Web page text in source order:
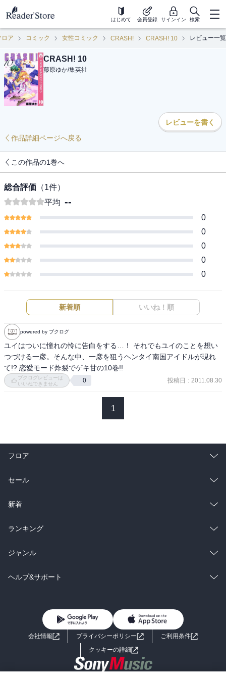
はじめて 会員登録 サインイン 検索
ア コミック 女性コミック CRASH! CRASH! 10 レビュー一覧
CRASH! 10
藤原ゆか/集英社
レビューを書く
作品詳細ページへ戻る
この作品の1巻へ
総合評価 （1件）
平均 --
0
0
0
0
0
新着順 いいね！順
powered by ブクログ
ユイはついに憧れの怜に告白をする…！ それでもユイのことを想い
つづける一彦。そんな中、一彦を狙うヘンタイ南国アイドルが現れ
て!? 恋愛モード炸裂でゲキ甘の10巻!!
ブクログレビューは
いいねできません
0 投稿日 : 2011.08.30
1
フロア
総合
ラノベ
雑誌・グラビア
BL・TL
セール
総合
ラノベ
雑誌・グラビア
BL・TL
新着
総合
ラノベ
雑誌・グラビア
ランキング
総合
ラノベ
ジャンル
コミック
ライトノベル 男子向けラノベ
小説
海外小説
ヘルプ&サポート
よくあるご質問 お問い合わせ
会社情報 プライバシーポリシー
ご利用条件
クッキーの詳細